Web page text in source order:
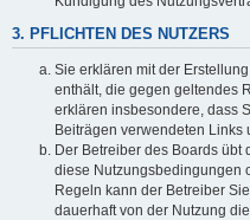
3. PFLICHTEN DES NUTZERS
Sie erklären mit der
enthält, die gegen geltendes
erklären insbesondere, dass
Beiträgen verwendeten Links
Der Betreiber des Boards übt
diese Nutzungsbedingungen
Regeln kann der Betreiber
dauerhaft von der Nutzung